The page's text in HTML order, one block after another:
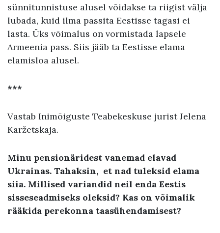
sünnitunnistuse alusel võidakse ta riigist välja
lubada, kuid ilma passita Eestisse tagasi ei
lasta. Üks võimalus on vormistada lapsele
Armeenia pass. Siis jääb ta Eestisse elama
elamisloa alusel.
***
Vastab Inimõiguste Teabekeskuse jurist Jelena
Karžetskaja.
Minu pensionäridest vanemad elavad
Ukrainas. Tahaksin, et nad tuleksid elama
siia. Millised variandid neil enda Eestis
sisseseadmiseks oleksid? Kas on võimalik
rääkida perekonna taasühendamisest?